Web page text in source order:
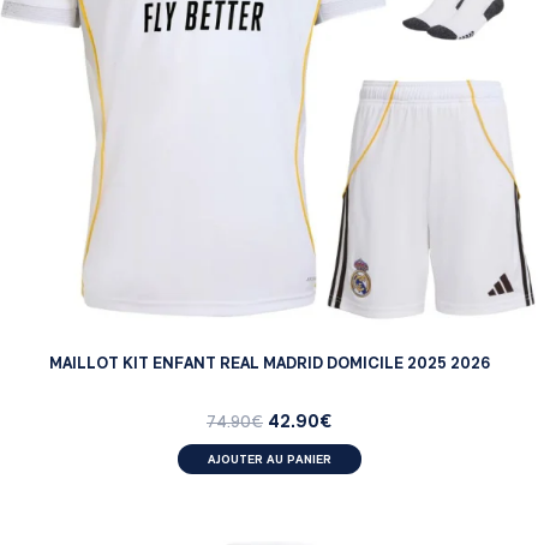
MAILLOT KIT ENFANT REAL MADRID DOMICILE 2025 2026
74.90€ 42.90€
AJOUTER AU PANIER